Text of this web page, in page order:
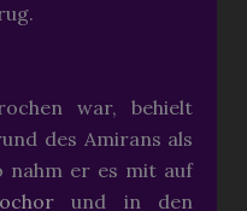
war, behielt
des Amirans als
nahm er es mit auf
und in den